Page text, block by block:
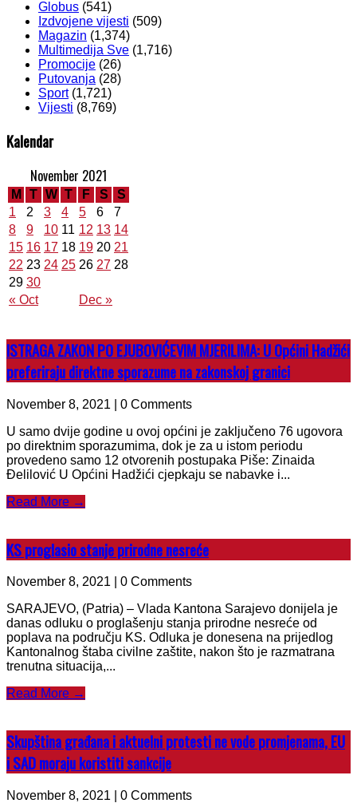
Globus (541)
Izdvojene vijesti (509)
Magazin (1,374)
Multimedija Sve (1,716)
Promocije (26)
Putovanja (28)
Sport(1,721)
Vijesti (8,769)
Kalendar
November 2021
M T W T F S S
« Oct Dec »
1 2 3 4 5 6
7
8
9 10 11 12 13 14
15 16 17 18 19 20 21
22 23 24 25 26 27 28
29 30
ISTRAGA ZAKON PO EJUBOVIĆEVIM MJERILIMA: U Općini Hadžići
preferiraju direktne sporazume na zakonskoj granici
November 8, 2021 | 0 Comments
U samo dvije godine u ovoj općini je zaključeno 76 ugovora
po direktnim sporazumima, dok je za u istom periodu
provedeno samo 12 otvorenih postupaka Piše: Zinaida
Đelilović U Općini Hadžići cjepkaju se nabavke i...
Read More →
KS proglasio stanje prirodne nesreće
November 8, 2021 | 0 Comments
SARAJEVO, (Patria) – Vlada Kantona Sarajevo donijela je
danas odluku o proglašenju stanja prirodne nesreće od
poplava na području KS. Odluka je donesena na prijedlog
Kantonalnog štaba civilne zaštite, nakon što je razmatrana
trenutna situacija,...
Read More →
Skupština građana i aktuelni protesti ne vode promjenama, EU
i SAD moraju koristiti sankcije
November 8, 2021 | 0 Comments